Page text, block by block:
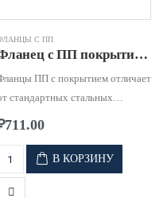
С ПП
Фланец с ПП покрытием д. 0032 PN 16
ПП с покрытием отличает
стандартных стальных
высокая стойкость к
агрессивных сред.
711.00
В КОРЗИНУ